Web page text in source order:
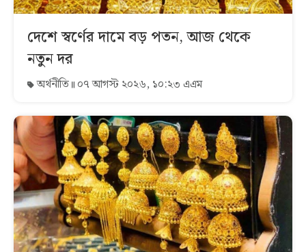
দেশে স্বর্ণের দামে বড় পতন, আজ থেকে
নতুন দর
অর্থনীতি ০৭ আগস্ট ২০২৬, ১০:২৩ এএম